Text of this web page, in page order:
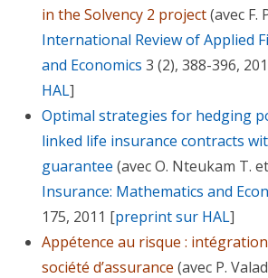
in the Solvency 2 project(avec F.
International Review of Applied
and Economics 3 (2), 388-396,
HAL]
Optimal strategies for hedging
linked life insurance contracts
guarantee (avec O. Nteukam T.
Insurance: Mathematics and
175, 2011 [preprint sur HAL]
Appétence au risque :
société d’assurance (avec P.